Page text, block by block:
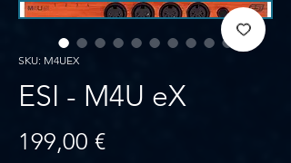
SKU: M4UEX
ESI - M4U eX
199,00 €Prezzo